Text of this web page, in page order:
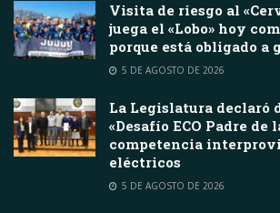
Visita de riesgo al
juega el «Lobo» hoy
porque está obligado a
5 DE AGOSTO DE 2026
La Legislatura declaró
«Desafío ECO Padre de
competencia
eléctricos
5 DE AGOSTO DE 2026